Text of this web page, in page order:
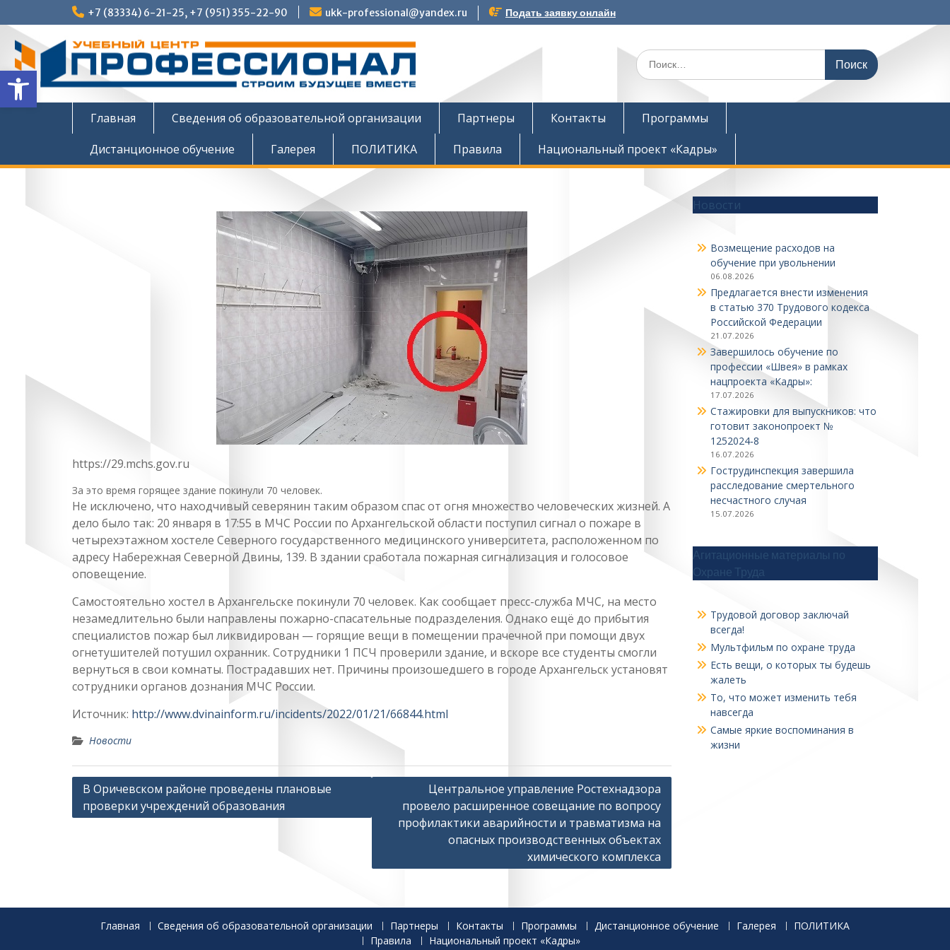
Открыть панель инструментов
к
содержимому
+7 (83334) 6-21-25, +7 (951) 355-22-90 ukk-professional@yandex.ru Подать заявку онлайн
Поиск
по:
Главная Сведения об образовательной организации Партнеры Контакты
Программы
Дистанционное обучение
Галерея ПОЛИТИКА Правила Национальный проект «Кадры»
https://29.mchs.gov.ru
За это время горящее здание покинули 70 человек.
Не исключено, что находчивый северянин таким образом спас от огня множество человеческих жизней. А
дело было так: 20 января в 17:55 в МЧС России по Архангельской области поступил сигнал о пожаре в
четырехэтажном хостеле Северного государственного медицинского университета, расположенном по
адресу Набережная Северной Двины, 139. В здании сработала пожарная сигнализация и голосовое
оповещение.
Самостоятельно хостел в Архангельске покинули 70 человек. Как сообщает пресс-служба МЧС, на место
незамедлительно были направлены пожарно-спасательные подразделения. Однако ещё до прибытия
специалистов пожар был ликвидирован — горящие вещи в помещении прачечной при помощи двух
огнетушителей потушил охранник. Сотрудники 1 ПСЧ проверили здание, и вскоре все студенты смогли
вернуться в свои комнаты. Пострадавших нет. Причины произошедшего в городе Архангельск установят
сотрудники органов дознания МЧС России.
Источник: http://www.dvinainform.ru/incidents/2022/01/21/66844.html
Новости
Навигация
по
В Оричевском районе проведены плановые
проверки учреждений образования
Центральное управление Ростехнадзора
провело расширенное совещание по вопросу
профилактики аварийности и травматизма на
опасных производственных объектах
химического комплекса
Новости
Возмещение расходов на
обучение при увольнении
06.08.2026
Предлагается внести изменения
в статью 370 Трудового кодекса
Российской Федерации
21.07.2026
Завершилось обучение по
профессии «Швея» в рамках
нацпроекта «Кадры»:
17.07.2026
Стажировки для выпускников: что
готовит законопроект №
1252024‑8
16.07.2026
Гострудинспекция завершила
расследование смертельного
несчастного случая
15.07.2026
Агитационные материалы по
Охране Труда
Трудовой договор заключай
всегда!
Мультфильм по охране труда
Есть вещи, о которых ты будешь
жалеть
То, что может изменить тебя
навсегда
Самые яркие воспоминания в
жизни
Главная Сведения об образовательной организации Партнеры Контакты Программы Дистанционное обучение Галерея
ПОЛИТИКА
Правила
Национальный проект «Кадры»